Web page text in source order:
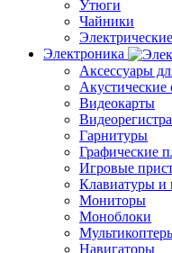
Утюги
Чайники
Электроника
Аксессуары
Акустические
Видеокарты
Гарнитуры
Графические
Игровые
Клавиатуры
Мониторы
Моноблоки
Навигаторы